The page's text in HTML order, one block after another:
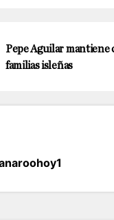
Pepe Aguilar mantiene
familias isleñas